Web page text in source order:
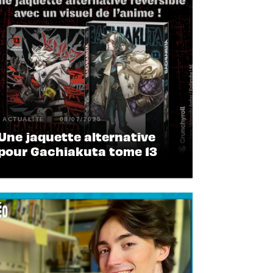
ACTUALITÉ 08/07/2025
jaquette alternative
Gachiakuta tome 13